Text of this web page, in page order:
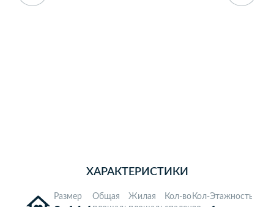
ХАРАКТЕРИСТИКИ
Размер
Общая
Жилая
Кол-во Кол-Этажность